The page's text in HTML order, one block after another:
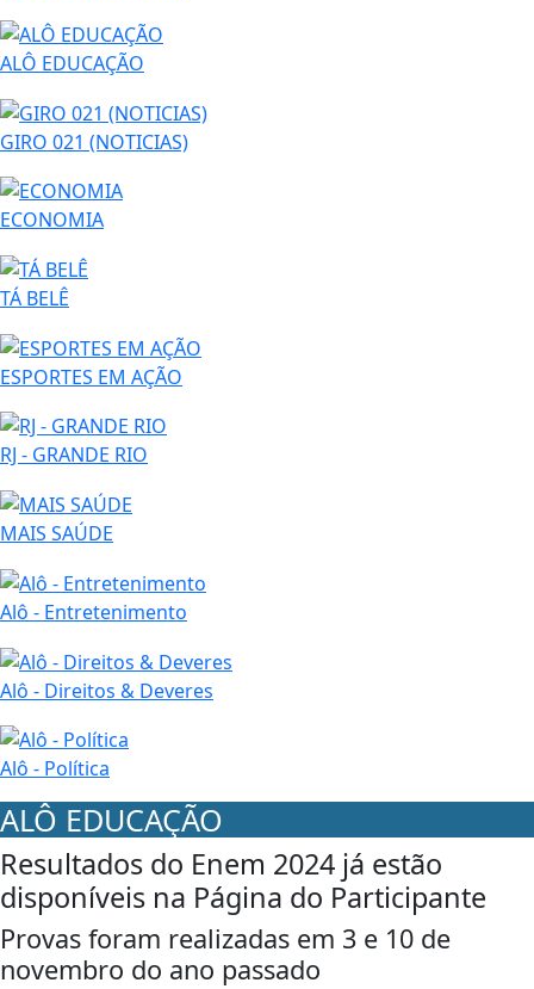
ALÔ EDUCAÇÃO
GIRO 021 (NOTICIAS)
ECONOMIA
TÁ BELÊ
ESPORTES EM AÇÃO
RJ - GRANDE RIO
MAIS SAÚDE
Alô - Entretenimento
Alô - Direitos & Deveres
Alô - Política
ALÔ EDUCAÇÃO
Resultados do Enem 2024 já estão
disponíveis na Página do Participante
Provas foram realizadas em 3 e 10 de
novembro do ano passado